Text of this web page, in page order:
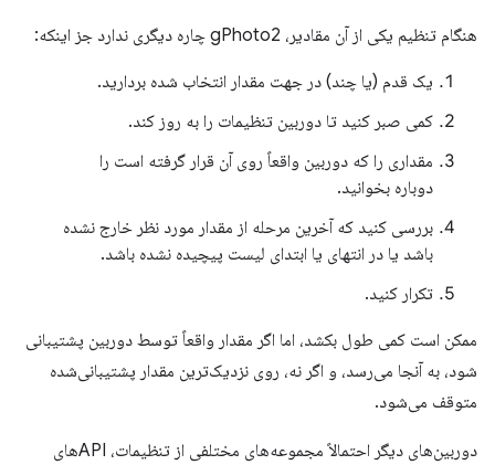
هنگام تنظیم یکی از آن مقادیر، gPhoto2 چاره دیگری ندارد جز اینکه:
یک قدم (یا چند) در جهت مقدار انتخاب شده بردارید.
کمی صبر کنید تا دوربین تنظیمات را به روز کند.
مقداری را که دوربین واقعاً روی آن قرار گرفته است را
دوباره بخوانید.
بررسی کنید که آخرین مرحله از مقدار مورد نظر خارج نشده
باشد یا در انتهای یا ابتدای لیست پیچیده نشده باشد.
تکرار کنید.
ممکن است کمی طول بکشد، اما اگر مقدار واقعاً توسط دوربین پشتیبانی
شود، به آنجا می‌رسد، و اگر نه، روی نزدیک‌ترین مقدار پشتیبانی‌شده
متوقف می‌شود.
دوربین‌های دیگر احتمالاً مجموعه‌های مختلفی از تنظیمات، APIهای